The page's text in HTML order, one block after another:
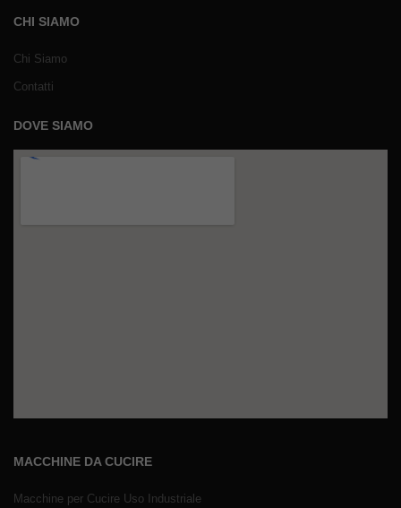
CHI SIAMO
Chi Siamo
Contatti
DOVE SIAMO
MACCHINE DA CUCIRE
Macchine per Cucire Uso Industriale